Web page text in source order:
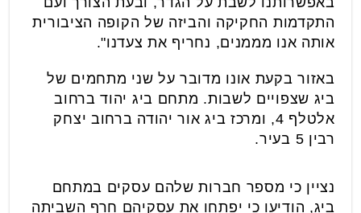
התקדמות החקיקה והביזה של הקופה הציבורית
אותה אנו מממנים, נחריף את צעדנו".
באזור בקעת אונו מדובר על שני מתחמים של
ביג שצפויים לשבות. מתחם ביג יהוד ברחוב
אלטלף 4, ומרכז ביג אור יהודה ברחוב יצחק
רבין 5 בעיר.
נציין כי מספר חברות שלהם עסקים במתחם
ביג, הודיעו כי יפתחו את עסקיהם חרף השביתה